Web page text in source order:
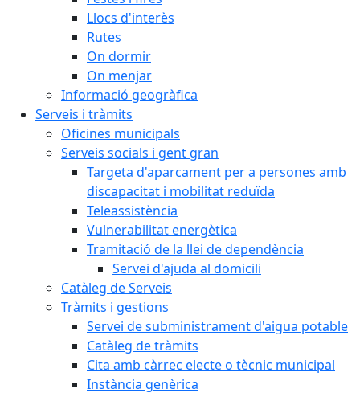
Llocs d'interès
Rutes
On dormir
On menjar
Informació geogràfica
Serveis i tràmits
Oficines municipals
Serveis socials i gent gran
Targeta d'aparcament per a persones amb
discapacitat i mobilitat reduïda
Teleassistència
Vulnerabilitat energètica
Tramitació de la llei de dependència
Servei d'ajuda al domicili
Catàleg de Serveis
Tràmits i gestions
Servei de subministrament d'aigua potable
Catàleg de tràmits
Cita amb càrrec electe o tècnic municipal
Instància genèrica